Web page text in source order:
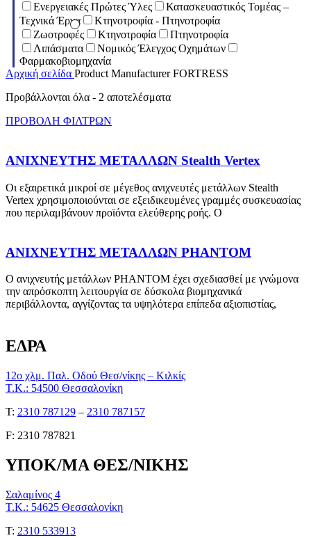
Ενεργειακές Πρώτες Ύλες
Κατασκευαστικός Τομέας –
Τεχνικά Έργα
Κτηνοτροφία - Πτηνοτροφία
Ζωοτροφές
Κτηνοτροφία
Πτηνοτροφία
Λιπάσματα
Νομικός Έλεγχος Οχημάτων
Φαρμακοβιομηχανία
Αρχική σελίδα Product ManufacturerFORTRESS
Προβάλλονται όλα - 2 αποτελέσματα
ΠΡΟΒΟΛΗ ΦΙΛΤΡΩΝ
ΑΝΙΧΝΕΥΤΗΣ ΜΕΤΑΛΛΩΝ Stealth Vertex
Οι εξαιρετικά μικροί σε μέγεθος ανιχνευτές μετάλλων Stealth
Vertex χρησιμοποιούνται σε εξειδικευμένες γραμμές συσκευασίας
που περιλαμβάνουν προϊόντα ελεύθερης ροής. Ο
ΑΝΙΧΝΕΥΤΗΣ ΜΕΤΑΛΛΩΝ PHANTOM
Ο ανιχνευτής μετάλλων PHANTOM έχει σχεδιασθεί με γνώμονα
την απρόσκοπτη λειτουργία σε δύσκολα βιομηχανικά
περιβάλλοντα, αγγίζοντας τα υψηλότερα επίπεδα αξιοπιστίας,
ΕΔΡΑ
12ο χλμ. Παλ. Οδού Θεσ/νίκης – Κιλκίς
Τ.Κ.: 54500 Θεσσαλονίκη
Τ: 2310 787129 – 2310 787157
F: 2310 787821
ΥΠΟΚ/ΜΑ ΘΕΣ/ΝΙΚΗΣ
Σαλαμίνος 4
Τ.Κ.: 54625 Θεσσαλονίκη
Τ: 2310 533913